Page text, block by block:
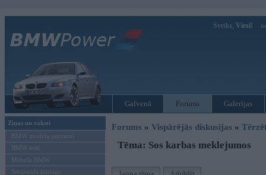
Sveiks, Viesi!
Galvenā Forums Galerijas
Ziņas un raksti
BMW modeļu jaunumi
BMW testi
Mēneša BMW
Sērijveida tūnings
Forums » Vispārējās diskusijas »
Tēma: Sos karbas meklejumos